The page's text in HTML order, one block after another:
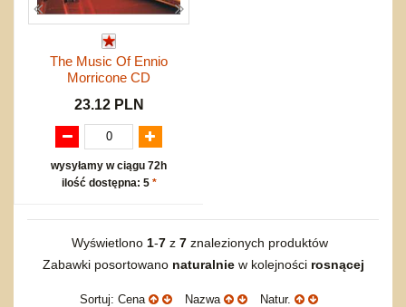
The Music Of Ennio
Morricone CD
23.12 PLN
wysyłamy w ciągu 72h
ilość dostępna: 5 *
Wyświetlono 1-7z 7znalezionych produktów
Zabawki posortowano naturalniew kolejności rosnącej
Sortuj: Cena Nazwa
Natur.